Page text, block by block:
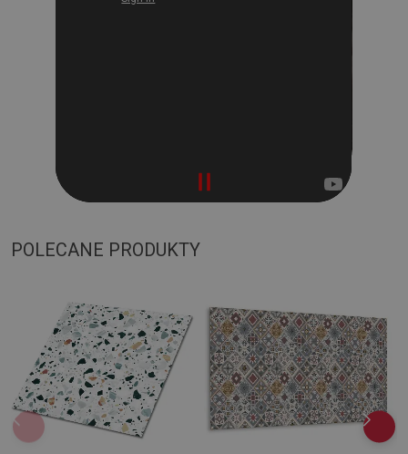
POLECANE PRODUKTY